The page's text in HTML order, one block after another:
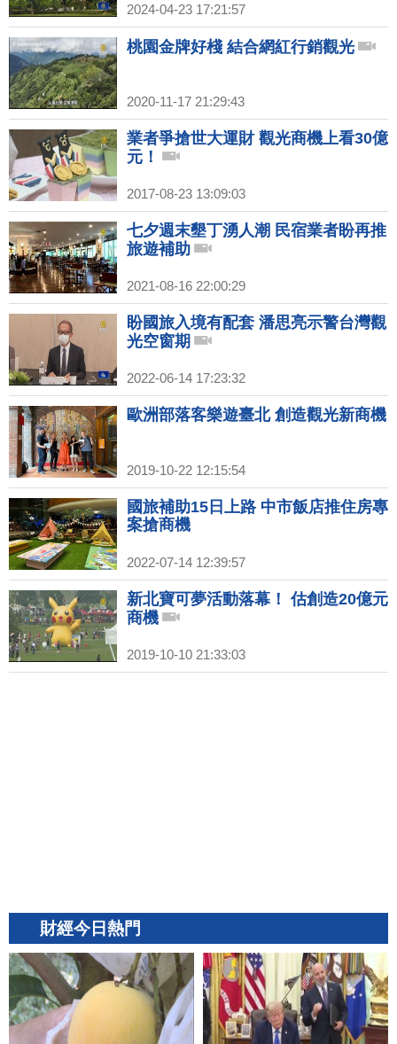
2024-04-23 17:21:57
桃園金牌好棧 結合網紅行銷觀光
2020-11-17 21:29:43
業者爭搶世大運財 觀光商機上看30億
元！
2017-08-23 13:09:03
七夕週末墾丁湧人潮 民宿業者盼再推
旅遊補助
2021-08-16 22:00:29
盼國旅入境有配套 潘思亮示警台灣觀
光空窗期
2022-06-14 17:23:32
歐洲部落客樂遊臺北 創造觀光新商機
2019-10-22 12:15:54
國旅補助15日上路 中市飯店推住房專
案搶商機
2022-07-14 12:39:57
新北寶可夢活動落幕！ 估創造20億元
商機
2019-10-10 21:33:03
財經今日熱門